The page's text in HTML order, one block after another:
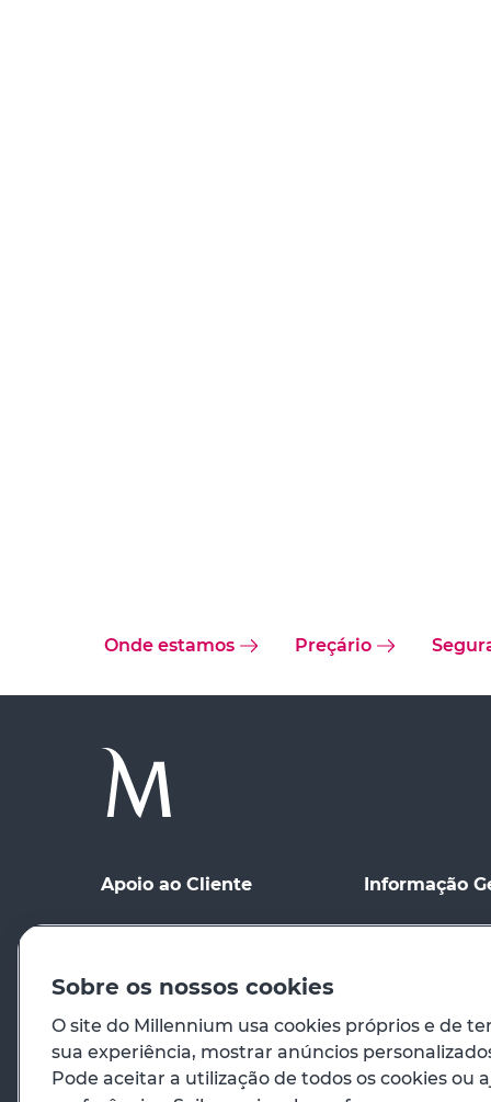
Onde estamos Preçário
Apoio ao Cliente
Ponto de contacto
Preçário
Em caso de emergência
Informação
Condições
Condições de
Princípios
Venda de
Sobre os nossos cookies
O site do Millennium usa cookies próprios e de
sua experiência, mostrar anúncios
Pode aceitar a utilização de todos os cookies ou